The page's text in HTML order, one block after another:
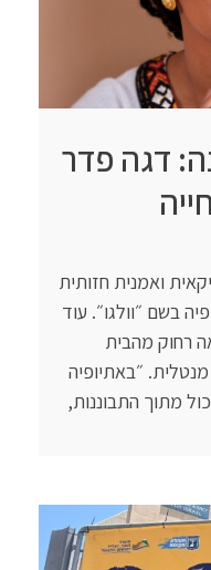
דגה פדר
מוזיקאית ואמנית חזותית
בשם ״וולגו״. עוד
רחוק מהבית
״באתיופיה
מתוך התבוננות,